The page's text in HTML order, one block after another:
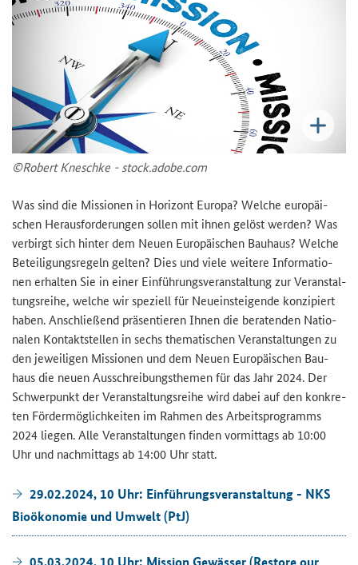
©Ro­bert Kneschke - stock.adobe.com
Was sind die Mis­sio­nen in Ho­ri­zont Eu­ro­pa? Wel­che eu­ro­päi­
schen Her­aus­for­de­run­gen sol­len mit ihnen ge­löst wer­den? Was
ver­birgt sich hin­ter dem Neuen Eu­ro­päi­schen Bau­haus? Wel­che
Be­tei­li­gungs­re­geln gel­ten? Dies und viele wei­te­re In­for­ma­tio­
nen er­hal­ten Sie in einer Ein­füh­rungs­ver­an­stal­tung zur Ver­an­stal­
tungs­rei­he, wel­che wir spe­zi­ell für Neu­ein­stei­gen­de kon­zi­piert
haben. An­schlie­ßend prä­sen­tie­ren Ihnen die be­ra­ten­den Na­tio­
na­len Kon­takt­stel­len in sechs the­ma­ti­schen Ver­an­stal­tun­gen zu
den je­wei­li­gen Mis­sio­nen und dem Neuen Eu­ro­päi­schen Bau­
haus die neuen Aus­schrei­bungs­the­men für das Jahr 2024. Der
Schwer­punkt der Ver­an­stal­tungs­rei­he wird dabei auf den kon­kre­
ten För­der­mög­lich­kei­ten im Rah­men des Ar­beits­pro­gramms
2024 lie­gen. Alle Ver­an­stal­tun­gen fin­den vor­mit­tags ab 10:00
Uhr und nach­mit­tags ab 14:00 Uhr statt.
29.02.2024, 10 Uhr: Ein­füh­rungs­ver­an­stal­tung - NKS
Bio­öko­no­mie und Um­welt (PtJ)